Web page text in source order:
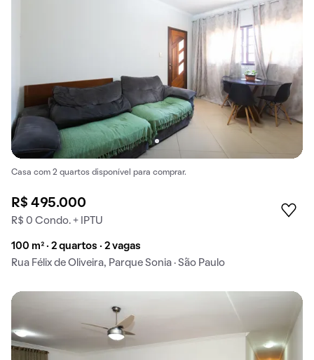
Casa com 2 quartos disponível para comprar.
R$ 495.000
R$ 0 Condo. + IPTU
100 m² · 2 quartos · 2 vagas
Rua Félix de Oliveira, Parque Sonia · São Paulo